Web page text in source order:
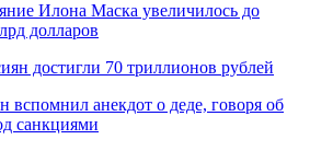
Илона Маска увеличилось до
долларов
достигли 70 триллионов рублей
вспомнил анекдот о деде, говоря об
санкциями